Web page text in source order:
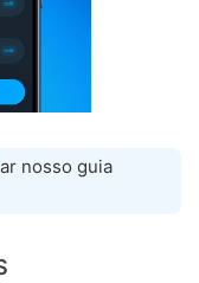
nosso guia